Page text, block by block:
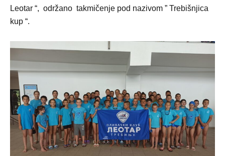
Leotar “, održano takmičenje pod nazivom ” Trebišnjica
kup “.